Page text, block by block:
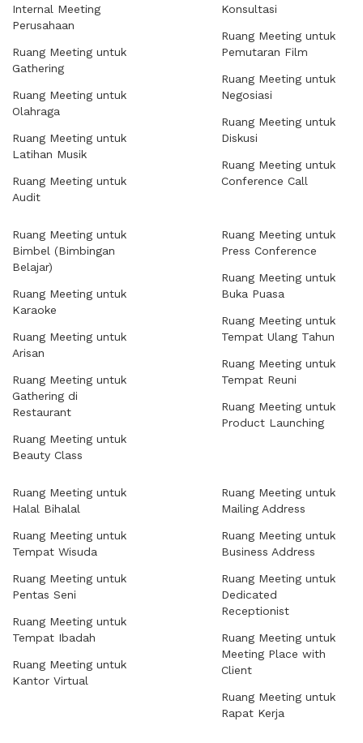
Internal Meeting
Perusahaan
Ruang Meeting untuk
Gathering
Ruang Meeting untuk
Olahraga
Ruang Meeting untuk
Latihan Musik
Ruang Meeting untuk
Audit
Konsultasi
Ruang Meeting untuk
Pemutaran Film
Ruang Meeting untuk
Negosiasi
Ruang Meeting untuk
Diskusi
Ruang Meeting untuk
Conference Call
Ruang Meeting untuk
Bimbel (Bimbingan
Belajar)
Ruang Meeting untuk
Karaoke
Ruang Meeting untuk
Arisan
Ruang Meeting untuk
Gathering di
Restaurant
Ruang Meeting untuk
Beauty Class
Ruang Meeting untuk
Press Conference
Ruang Meeting untuk
Buka Puasa
Ruang Meeting untuk
Tempat Ulang Tahun
Ruang Meeting untuk
Tempat Reuni
Ruang Meeting untuk
Product Launching
Ruang Meeting untuk
Halal Bihalal
Ruang Meeting untuk
Tempat Wisuda
Ruang Meeting untuk
Pentas Seni
Ruang Meeting untuk
Tempat Ibadah
Ruang Meeting untuk
Kantor Virtual
Ruang Meeting untuk
Mailing Address
Ruang Meeting untuk
Business Address
Ruang Meeting untuk
Dedicated
Receptionist
Ruang Meeting untuk
Meeting Place with
Client
Ruang Meeting untuk
Rapat Kerja